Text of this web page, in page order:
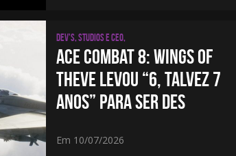
Dev's, studios e CEO,
ACE COMBAT 8: WINGS OF
THEVE LEVOU “6, TALVEZ 7
ANOS” PARA SER DES
Em 10/07/2026